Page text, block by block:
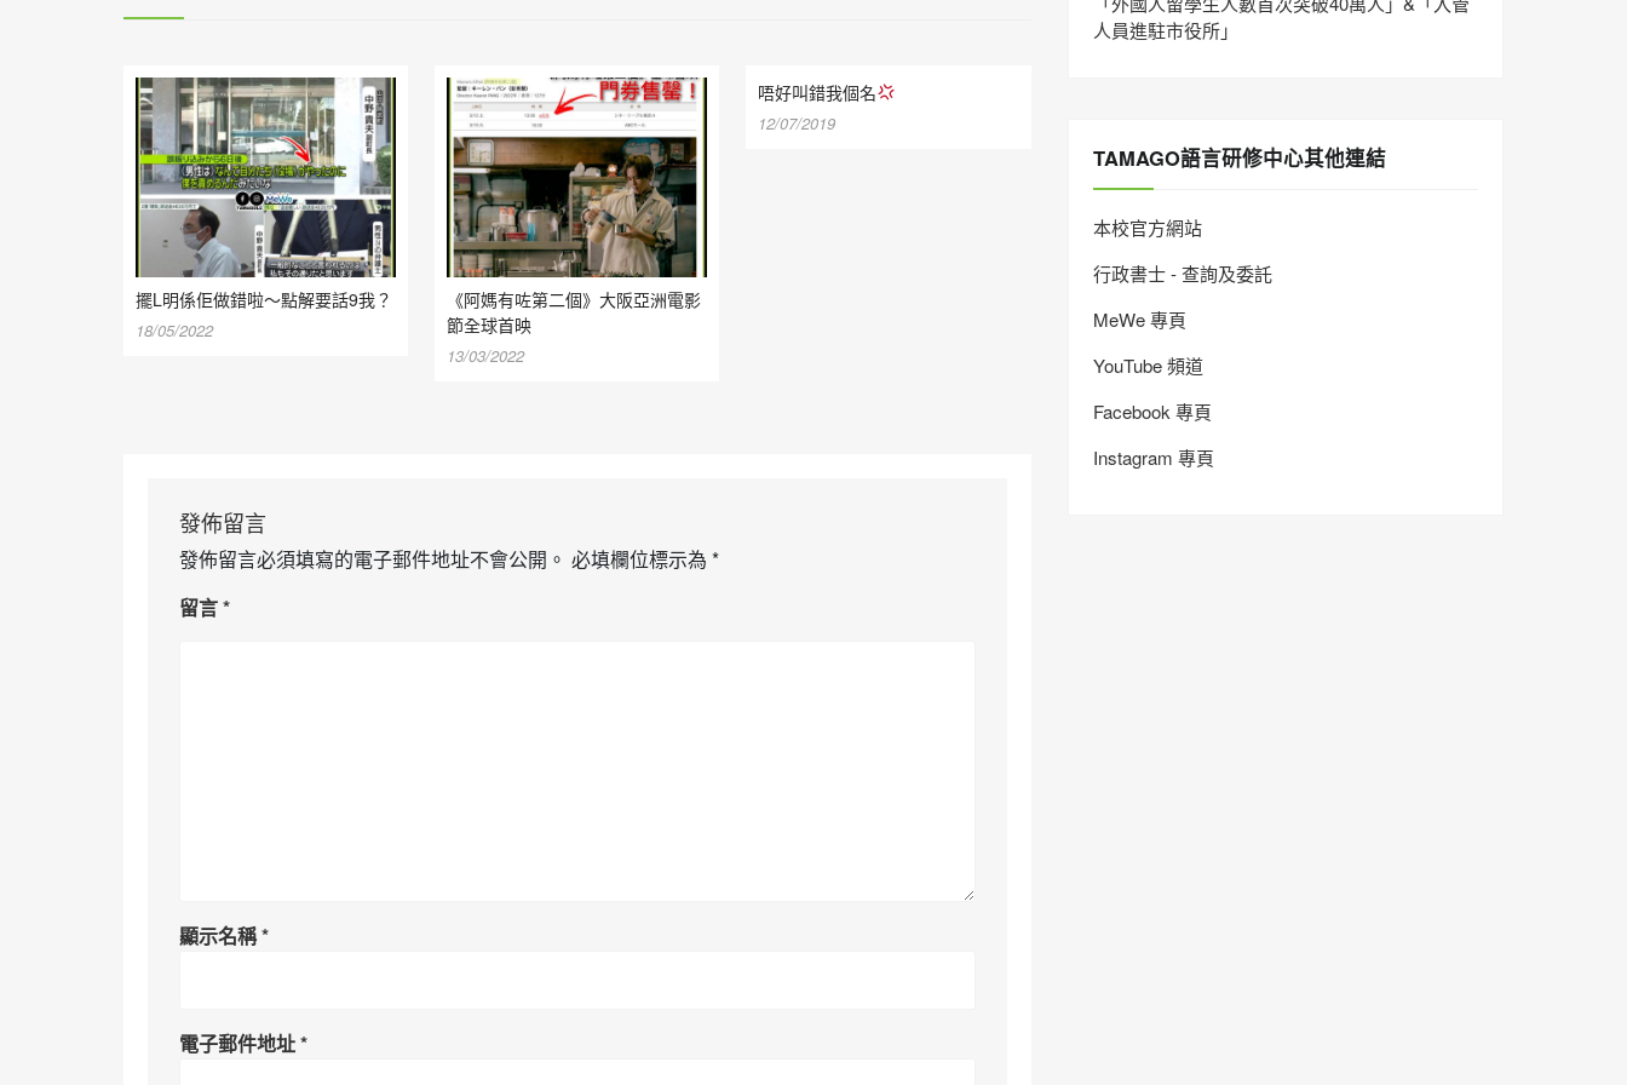
擺L明係佢做錯啦～點解要話9我？
18/05/2022
《阿媽有咗第二個》大阪亞洲電影
節全球首映
13/03/2022
唔好叫錯我個名
12/07/2019
發佈留言
發佈留言必須填寫的電子郵件地址不會公開。 必填欄位標示為 *
留言*
顯示名稱*
電子郵件地址*
人員進駐市役所」
TAMAGO語言研修中心其他連結
本校官方網站
行政書士 - 查詢及委託
MeWe 專頁
YouTube 頻道
Facebook 專頁
Instagram 專頁